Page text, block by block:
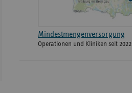
Mindestmengenversorgung
Operationen und Kliniken seit 2022